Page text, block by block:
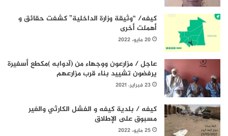
كيفه/ “وثيقة وزارة الداخلية” كشفت حقائق و
أهملت أخرى
20 مايو، 2022
عاجل / مزارعون ووجهاء من (آدوابه )مكطع أسفيرة
يرفضون تشييد بناء قرب مزارعهم
23 فبراير، 2021
كيفه / بلدية كيفه و الفشل الكارثي والغير
مسبوق على الإطلاق
25 مايو، 2022